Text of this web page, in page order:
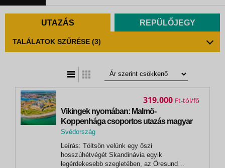
UTAZÁS REPÜLŐJEGY
TALÁLATOK SZŰRÉSE (3)
Vikingek nyomában: Malmö-
Koppenhága csoportos utazás magyar
idegenvezetővel 2026.09.18-21.
Svédország
Malmö
Leírás: Töltsön velünk egy őszi
hosszúhétvégét Skandinávia egyik
legérdekesebb szegletében, az Öresund
319.000 Ft